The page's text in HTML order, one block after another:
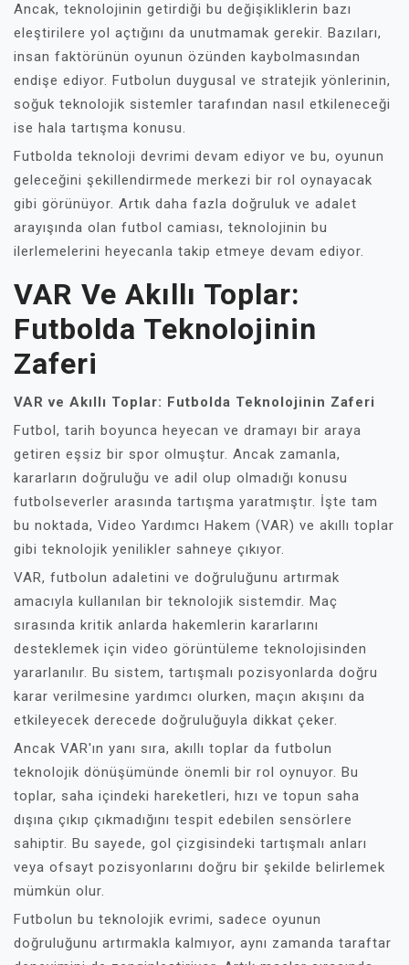
Ancak, teknolojinin getirdiği bu değişikliklerin bazı
eleştirilere yol açtığını da unutmamak gerekir. Bazıları,
insan faktörünün oyunun özünden kaybolmasından
endişe ediyor. Futbolun duygusal ve stratejik yönlerinin,
soğuk teknolojik sistemler tarafından nasıl etkileneceği
ise hala tartışma konusu.
Futbolda teknoloji devrimi devam ediyor ve bu, oyunun
geleceğini şekillendirmede merkezi bir rol oynayacak
gibi görünüyor. Artık daha fazla doğruluk ve adalet
arayışında olan futbol camiası, teknolojinin bu
ilerlemelerini heyecanla takip etmeye devam ediyor.
VAR Ve Akıllı Toplar:
Futbolda Teknolojinin
Zaferi
VAR ve Akıllı Toplar: Futbolda Teknolojinin Zaferi
Futbol, tarih boyunca heyecan ve dramayı bir araya
getiren eşsiz bir spor olmuştur. Ancak zamanla,
kararların doğruluğu ve adil olup olmadığı konusu
futbolseverler arasında tartışma yaratmıştır. İşte tam
bu noktada, Video Yardımcı Hakem (VAR) ve akıllı toplar
gibi teknolojik yenilikler sahneye çıkıyor.
VAR, futbolun adaletini ve doğruluğunu artırmak
amacıyla kullanılan bir teknolojik sistemdir. Maç
sırasında kritik anlarda hakemlerin kararlarını
desteklemek için video görüntüleme teknolojisinden
yararlanılır. Bu sistem, tartışmalı pozisyonlarda doğru
karar verilmesine yardımcı olurken, maçın akışını da
etkileyecek derecede doğruluğuyla dikkat çeker.
Ancak VAR'ın yanı sıra, akıllı toplar da futbolun
teknolojik dönüşümünde önemli bir rol oynuyor. Bu
toplar, saha içindeki hareketleri, hızı ve topun saha
dışına çıkıp çıkmadığını tespit edebilen sensörlere
sahiptir. Bu sayede, gol çizgisindeki tartışmalı anları
veya ofsayt pozisyonlarını doğru bir şekilde belirlemek
mümkün olur.
Futbolun bu teknolojik evrimi, sadece oyunun
doğruluğunu artırmakla kalmıyor, aynı zamanda taraftar